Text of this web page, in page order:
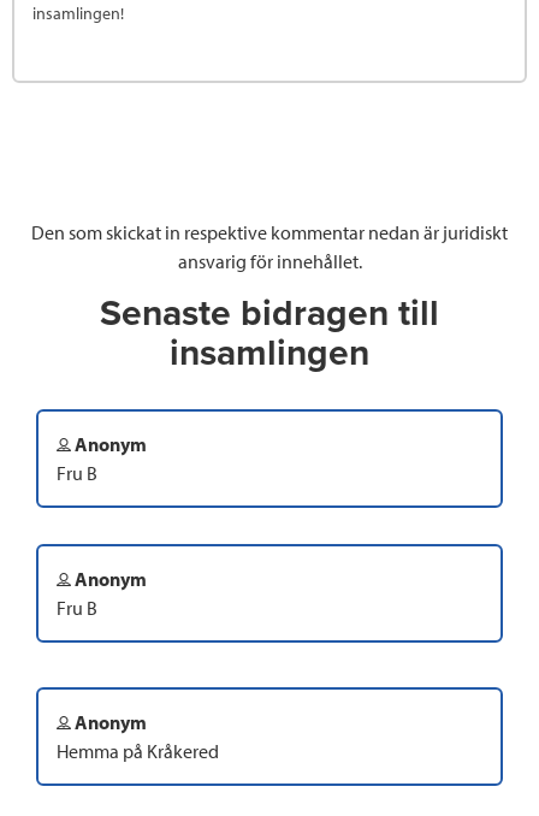
insamlingen!
Den som skickat in respektive kommentar nedan är juridiskt
ansvarig för innehållet.
Senaste bidragen till
insamlingen
Anonym
Fru B
Anonym
Fru B
Anonym
Hemma på Kråkered